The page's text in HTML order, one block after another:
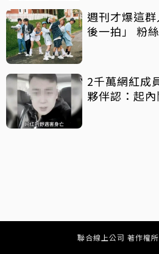
週刊才爆這
後一拍」 粉
2千萬網紅成
夥伴認：起
聯合線上公司 著作權